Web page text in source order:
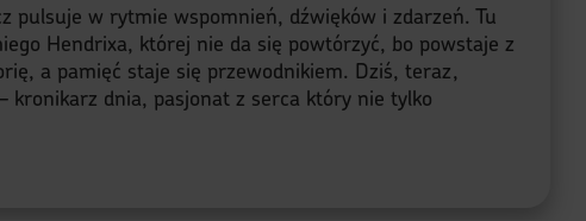
pulsuje w rytmie wspomnień, dźwięków i zdarzeń. Tu
Hendrixa, której nie da się powtórzyć, bo powstaje z
a pamięć staje się przewodnikiem. Dziś, teraz,
dnia, pasjonat z serca który nie tylko